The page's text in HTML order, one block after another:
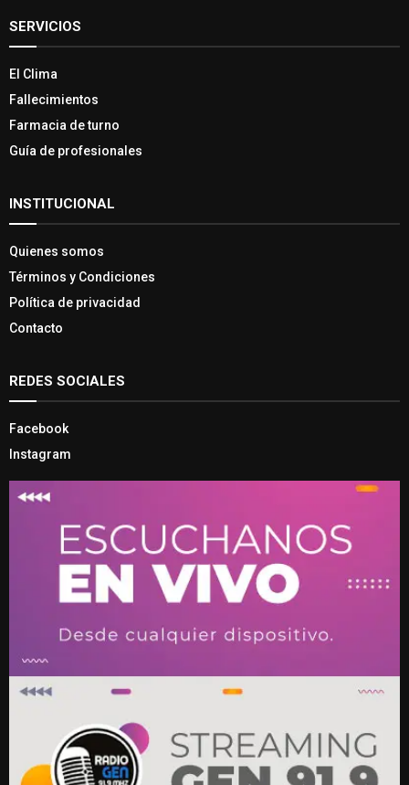
SERVICIOS
El Clima
Fallecimientos
Farmacia de turno
Guía de profesionales
INSTITUCIONAL
Quienes somos
Términos y Condiciones
Política de privacidad
Contacto
REDES SOCIALES
Facebook
Instagram